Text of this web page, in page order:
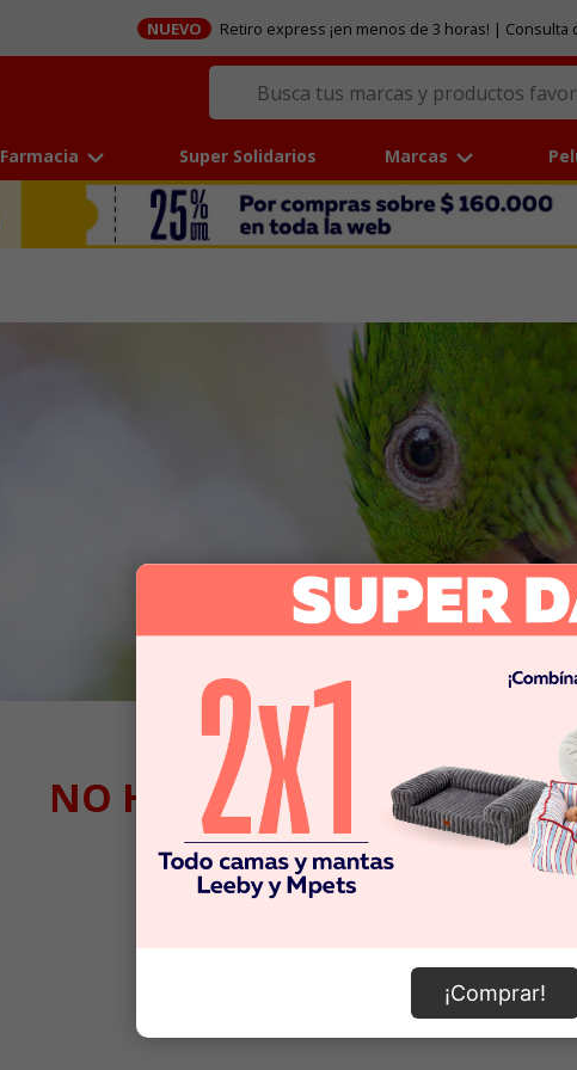
NUEVO Retiro express ¡en menos de 3 horas! |
Farmacia Super Solidarios Marcas
¡Comprar!
NO HEMOS ENCONTRADO
No tenemos resultados
2. Prueba a volver a buscar con palabras
3. Vuelve a nuestrahomey prueba